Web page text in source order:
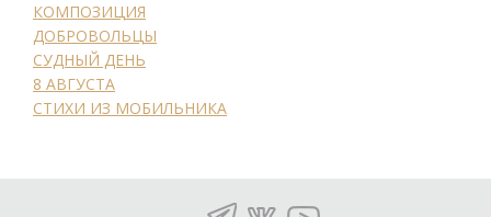
КОМПОЗИЦИЯ
ДОБРОВОЛЬЦЫ
СУДНЫЙ ДЕНЬ
8 АВГУСТА
СТИХИ ИЗ МОБИЛЬНИКА